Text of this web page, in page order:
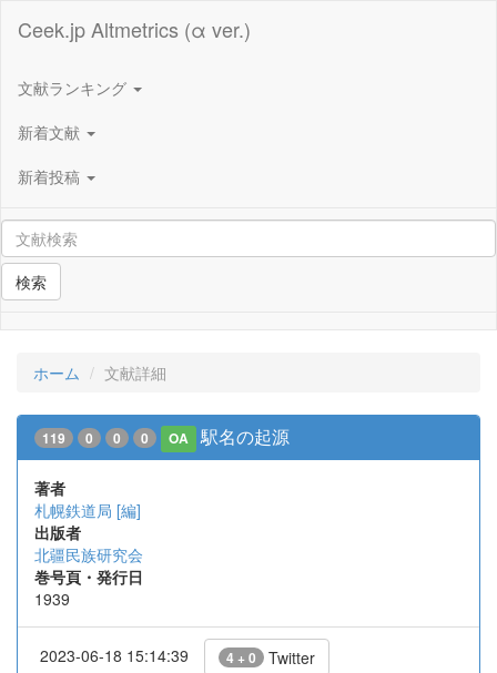
Ceek.jp Altmetrics (α ver.)
文献ランキング
新着文献
新着投稿
検索
ホーム 文献詳細
119 0 0 0 OA 駅名の起源
著者
札幌鉄道局 [編]
出版者
北疆民族研究会
巻号頁・発行日
1939
2023-06-18 15:14:39 4 + 0 Twitter